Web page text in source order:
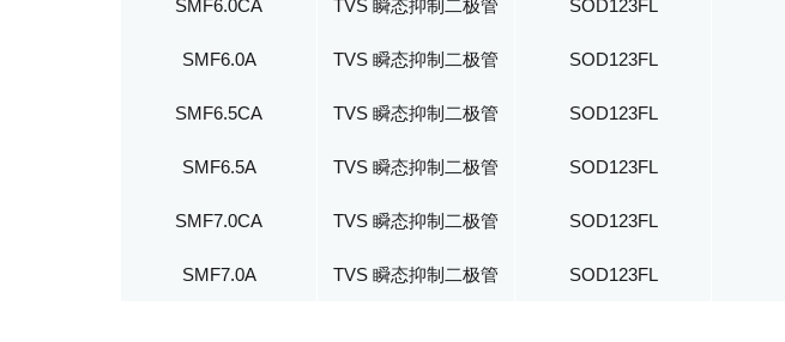
SMF6.0CA TVS 瞬态抑制二极管 SOD123FL
SMF6.0A TVS 瞬态抑制二极管 SOD123FL
SMF6.5CA TVS 瞬态抑制二极管 SOD123FL
SMF6.5A TVS 瞬态抑制二极管 SOD123FL
SMF7.0CA TVS 瞬态抑制二极管 SOD123FL
SMF7.0A TVS 瞬态抑制二极管 SOD123FL